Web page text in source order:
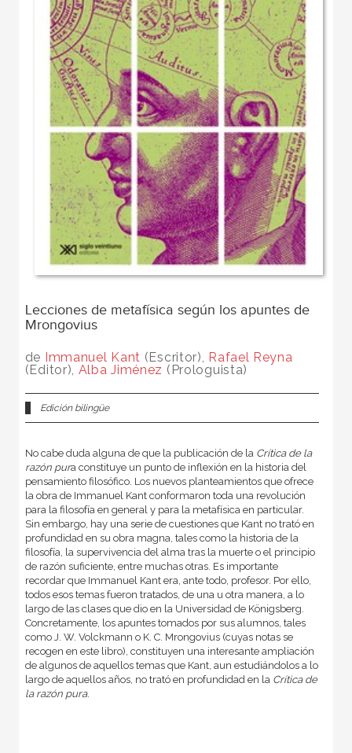
Lecciones de metafísica según los apuntes de
Mrongovius
de Immanuel Kant (Escritor), Rafael Reyna
(Editor), Alba Jiménez (Prologuista)
Edición bilingüe
No cabe duda alguna de que la publicación de la Crítica de la
razón pura constituye un punto de inflexión en la historia del
pensamiento filosófico. Los nuevos planteamientos que ofrece
la obra de Immanuel Kant conformaron toda una revolución
para la filosofía en general y para la metafísica en particular.
Sin embargo, hay una serie de cuestiones que Kant no trató en
profundidad en su obra magna, tales como la historia de la
filosofía, la supervivencia del alma tras la muerte o el principio
de razón suficiente, entre muchas otras. Es importante
recordar que Immanuel Kant era, ante todo, profesor. Por ello,
todos esos temas fueron tratados, de una u otra manera, a lo
largo de las clases que dio en la Universidad de Königsberg.
Concretamente, los apuntes tomados por sus alumnos, tales
como J. W. Volckmann o K. C. Mrongovius (cuyas notas se
recogen en este libro), constituyen una interesante ampliación
de algunos de aquellos temas que Kant, aun estudiándolos a lo
largo de aquellos años, no trató en profundidad en la Crítica de
la razón pura.